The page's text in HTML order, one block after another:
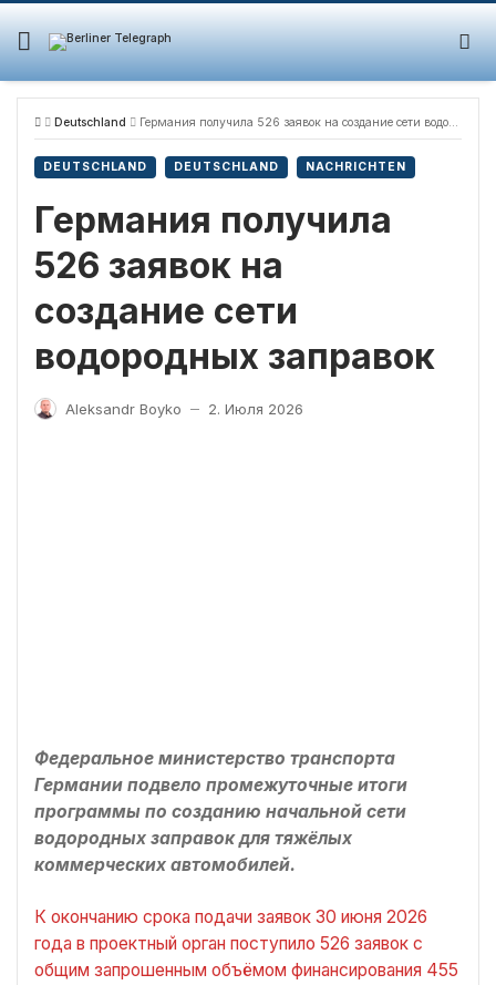
Skip
content
Deutschland Германия получила 526 заявок на создание сети водородных заправок
DEUTSCHLAND DEUTSCHLAND NACHRICHTEN
Германия получила
526 заявок на
создание сети
водородных заправок
Aleksandr Boyko — 2. Июля 2026
Федеральное министерство транспорта
Германии подвело промежуточные итоги
программы по созданию начальной сети
водородных заправок для тяжёлых
коммерческих автомобилей.
К окончанию срока подачи заявок 30 июня 2026
года в проектный орган поступило 526 заявок с
общим запрошенным объёмом финансирования 455